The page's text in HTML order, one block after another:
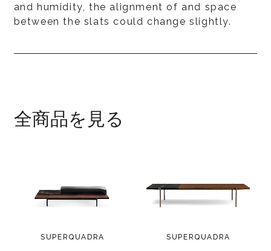
and humidity, the alignment of and space
between the slats could change slightly.
全商品を見る
SUPERQUADRA SUPERQUADRA